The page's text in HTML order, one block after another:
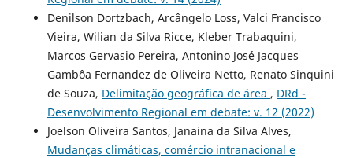
Denilson Dortzbach, Arcângelo Loss, Valci Francisco
Vieira, Wilian da Silva Ricce, Kleber Trabaquini,
Marcos Gervasio Pereira, Antonino José Jacques
Gambôa Fernandez de Oliveira Netto, Renato Sinquini
de Souza, Delimitação geográfica de área , DRd -
Desenvolvimento Regional em debate: v. 12 (2022)
Joelson Oliveira Santos, Janaina da Silva Alves,
Mudanças climáticas, comércio intranacional e